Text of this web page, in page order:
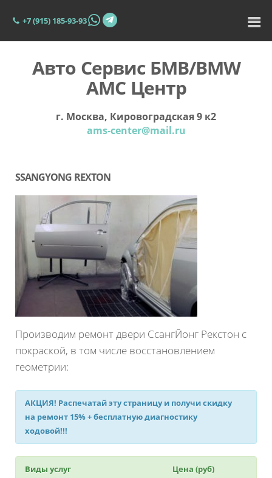
+7 (915) 185-93-93
Авто Сервис БМВ/BMW
АМС Центр
г. Москва, Кировоградская 9 к2
ams-center@mail.ru
SSANGYONG REXTON
Производим ремонт двери СсангЙонг Рекстон с
покраской, в том числе восстановлением
геометрии:
АКЦИЯ! Распечатай эту страницу и получискидку
на ремонт 15%+ бесплатную диагностику
ходовой!!!
Виды услуг
Цена (руб)